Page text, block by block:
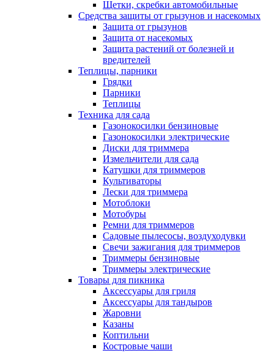
Щетки, скребки автомобильные
Средства защиты от грызунов и насекомых
Защита от грызунов
Защита от насекомых
Защита растений от болезней и
вредителей
Теплицы, парники
Грядки
Парники
Теплицы
Техника для сада
Газонокосилки бензиновые
Газонокосилки электрические
Диски для триммера
Измельчители для сада
Катушки для триммеров
Культиваторы
Лески для триммера
Мотоблоки
Мотобуры
Ремни для триммеров
Садовые пылесосы, воздуходувки
Свечи зажигания для триммеров
Триммеры бензиновые
Триммеры электрические
Товары для пикника
Аксессуары для гриля
Аксессуары для тандыров
Жаровни
Казаны
Коптильни
Костровые чаши